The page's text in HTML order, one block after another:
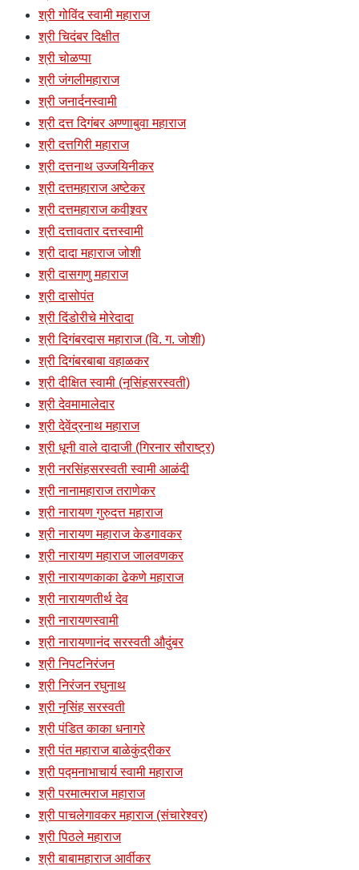
श्री गोविंद स्वामी महाराज
श्री चिदंबर दिक्षीत
श्री चोळप्पा
श्री जंगलीमहाराज
श्री जनार्दनस्वामी
श्री दत्त दिगंबर अण्णाबुवा महाराज
श्री दत्तगिरी महाराज
श्री दत्तनाथ उज्जयिनीकर
श्री दत्तमहाराज अष्टेकर
श्री दत्तमहाराज कवीश्र्वर
श्री दत्तावतार दत्तस्वामी
श्री दादा महाराज जोशी
श्री दासगणु महाराज
श्री दासोपंत
श्री दिंडोरीचे मोरेदादा
श्री दिगंबरदास महाराज (वि. ग. जोशी)
श्री दिगंबरबाबा वहाळकर
श्री दीक्षित स्वामी (नृसिंहसरस्वती)
श्री देवमामालेदार
श्री देवेंद्रनाथ महाराज
श्री धूनी वाले दादाजी (गिरनार सौराष्ट्र)
श्री नरसिंहसरस्वती स्वामी आळंदी
श्री नानामहाराज तराणेकर
श्री नारायण गुरुदत्त महाराज
श्री नारायण महाराज केडगावकर
श्री नारायण महाराज जालवणकर
श्री नारायणकाका ढेकणे महाराज
श्री नारायणतीर्थ देव
श्री नारायणस्वामी
श्री नारायणानंद सरस्वती औदुंबर
श्री निपटनिरंजन
श्री निरंजन रघुनाथ
श्री नृसिंह सरस्वती
श्री पंडित काका धनागरे
श्री पंत महाराज बाळेकुंद्रीकर
श्री पद्मनाभाचार्य स्वामी महाराज
श्री परमात्मराज महाराज
श्री पाचलेगावकर महाराज (संचारेश्वर)
श्री पिठले महाराज
श्री बाबामहाराज आर्वीकर